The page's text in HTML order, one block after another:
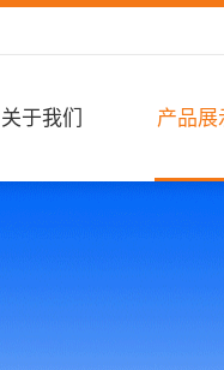
关于我们 产品展